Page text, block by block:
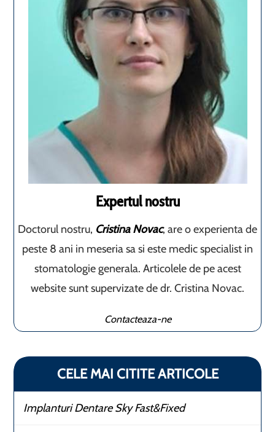
Expertul nostru
Doctorul nostru, Cristina Novac, are o experienta de
peste 8 ani in meseria sa si este medic specialist in
stomatologie generala. Articolele de pe acest
website sunt supervizate de dr. Cristina Novac.
Contacteaza-ne
CELE MAI CITITE ARTICOLE
Implanturi Dentare Sky Fast&Fixed